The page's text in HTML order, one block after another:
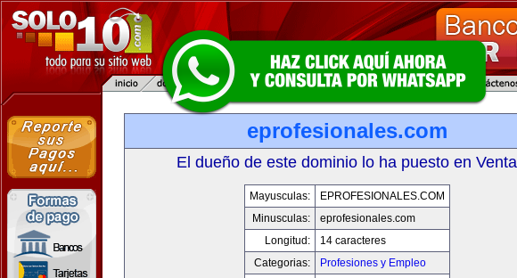
eprofesionales.com
El dueño de este dominio lo ha puesto en Venta
Mayusculas:
EPROFESIONALES.COM
Minusculas:
eprofesionales.com
Longitud:
14 caracteres
Categorias:
Profesiones y Empleo